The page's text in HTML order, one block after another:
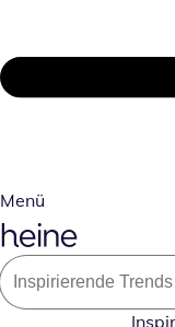
Menü